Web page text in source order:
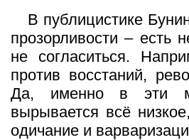
В публицистике
прозорливости – есть
не согласиться.
против восстаний,
Да, именно в эти
вырывается всё
одичание и